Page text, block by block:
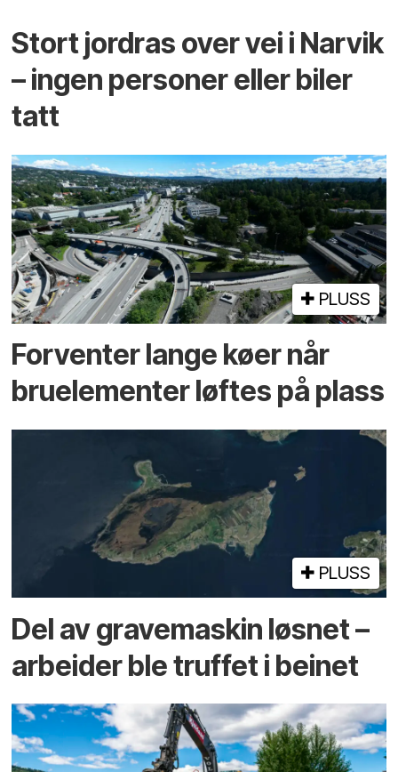
Stort jordras over vei i Narvik
– ingen personer eller biler
tatt
PLUSS
Forventer lange køer når
bru­elementer løftes på plass
PLUSS
Del av grave­maskin løsnet –
arbeider ble truffet i beinet